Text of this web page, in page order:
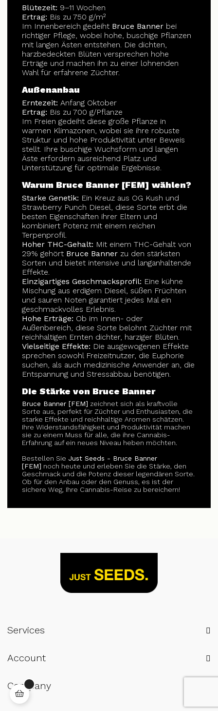
Blütezeit: 9–11 Wochen
Ertrag: Bis zu 750 g/m²
Im Innenbereich gedeiht Bruce Banner bei
richtiger Pflege, wobei hohe, buschige Pflanzen
mit langen Ästen entstehen. Die dichten,
harzbedeckten Blüten versprechen hohe
Erträge und machen ihn zu einer lohnenden
Wahl für erfahrene Züchter.
Außenanbau
Erntezeit: Anfang Oktober
Ertrag: Bis zu 700 g/Pflanze
Im Freien gedeiht diese große Pflanze in
warmen Klimazonen, wobei sie ihre robuste
Struktur und hohe Produktivität unter Beweis
stellt. Ihre buschige Wuchsform und langen
Äste erfordern ausreichend Platz und
Unterstützung für optimale Ergebnisse.
Warum Bruce Banner [FEM] wählen?
Starke Genetik: Ein Kreuz aus OG Kush und
Strawberry Punch Diesel, diese Sorte erbt die
besten Eigenschaften ihrer Eltern und
kombiniert Potenz mit einem reichen
Terpenprofil.
Hoher THC-Gehalt: Mit einem THC-Gehalt von
29% gehört Bruce Banner zu den stärksten
Sorten und bietet intensive und langanhaltende
Effekte.
Einzigartiges Geschmacksprofil: Eine kühne
Mischung aus erdigem Diesel, süßen Früchten
und sauren Noten garantiert jedes Mal ein
geschmackvolles Erlebnis.
Hohe Erträge: Ob im Innen- oder
Außenbereich, diese Sorte belohnt Züchter mit
reichhaltigen Ernten dichter, harziger Blüten.
Vielseitige Effekte: Die ausgewogenen Effekte
sprechen sowohl Freizeitnutzer, die Euphorie
suchen, als auch medizinische Anwender an, die
Entspannung und Stressabbau benötigen.
Die Stärke von Bruce Banner
Bruce Banner [FEM] zeichnet sich als kraftvolle
Sorte aus, perfekt für Züchter und Enthusiasten, die
starke Effekte und reichhaltige Aromen schätzen.
Ihre Widerstandsfähigkeit und Produktivität machen
sie zu einem Muss für alle, die ihre Cannabis-
Erfahrung auf ein neues Niveau heben möchten.
Bestellen Sie Just Seeds - Bruce Banner
[FEM] noch heute und erleben Sie die Stärke, den
Geschmack und die Potenz dieser legendären Sorte.
Ob für den Anbau oder den Genuss, es ist der
sichere Weg, Ihre Cannabis-Reise zu bereichern!
Services
Account
Company